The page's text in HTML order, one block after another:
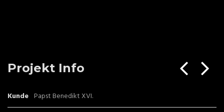
Projekt Info
Kunde Papst Benedikt XVI.